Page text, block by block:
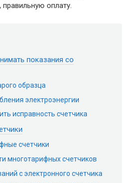
правильную оплату.
показания со
образца
электроэнергии
исправность счетчика
счетчики
многотарифных счетчиков
с электронного счетчика